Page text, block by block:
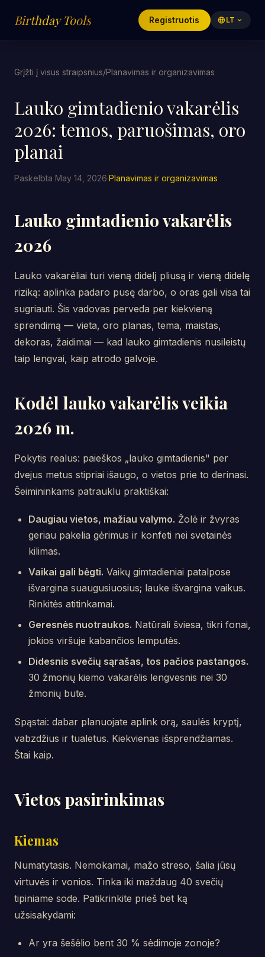
Birthday Tools Registruotis language LT expand_more
Grįžti į visus straipsnius/Planavimas ir organizavimas
Lauko gimtadienio vakarėlis
2026: temos, paruošimas, oro
planai
Paskelbta May 14, 2026·Planavimas ir organizavimas
Lauko gimtadienio vakarėlis
2026
Lauko vakarėliai turi vieną didelį pliusą ir vieną didelę
riziką: aplinka padaro pusę darbo, o oras gali visa tai
sugriauti. Šis vadovas perveda per kiekvieną
sprendimą — vieta, oro planas, tema, maistas,
dekoras, žaidimai — kad lauko gimtadienis nusileistų
taip lengvai, kaip atrodo galvoje.
Kodėl lauko vakarėlis veikia
2026 m.
Pokytis realus: paieškos „lauko gimtadienis" per
dvejus metus stipriai išaugo, o vietos prie to derinasi.
Šeimininkams patrauklu praktiškai:
Daugiau vietos, mažiau valymo. Žolė ir žvyras
geriau pakelia gėrimus ir konfeti nei svetainės
kilimas.
Vaikai gali bėgti. Vaikų gimtadieniai patalpose
išvargina suaugusiuosius; lauke išvargina vaikus.
Rinkitės atitinkamai.
Geresnės nuotraukos. Natūrali šviesa, tikri fonai,
jokios viršuje kabančios lemputės.
Didesnis svečių sąrašas, tos pačios pastangos.
30 žmonių kiemo vakarėlis lengvesnis nei 30
žmonių bute.
Spąstai: dabar planuojate aplink orą, saulės kryptį,
vabzdžius ir tualetus. Kiekvienas išsprendžiamas.
Štai kaip.
Vietos pasirinkimas
Kiemas
Numatytasis. Nemokamai, mažo streso, šalia jūsų
virtuvės ir vonios. Tinka iki maždaug 40 svečių
tipiniame sode. Patikrinkite prieš bet ką
užsisakydami:
Ar yra šešėlio bent 30 % sėdimoje zonoje?